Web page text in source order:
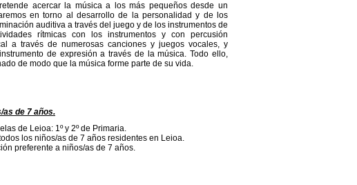
acercar la música a los más pequeños desde un
en torno al desarrollo de la personalidad y de los
auditiva a través del juego y de los instrumentos de
rítmicas con los instrumentos y con percusión
a través de numerosas canciones y juegos vocales, y
de expresión a través de la música. Todo ello,
de modo que la música forme parte de su vida.
de 7 años.
de Leioa: 1º y 2º de Primaria.
los niños/as de 7 años residentes en Leioa.
preferente a niños/as de 7 años.